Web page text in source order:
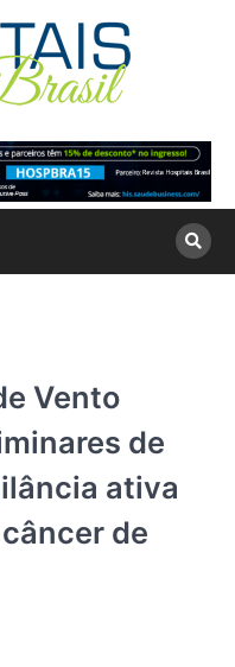
Vento
de
ativa
de